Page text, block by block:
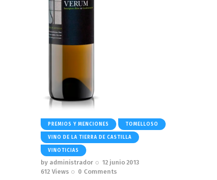
PREMIOS Y MENCIONES TOMELLOSO
VINO DE LA TIERRA DE CASTILLA
VINOTICIAS
by administrador
12 junio 2013
612 Views 0 Comments